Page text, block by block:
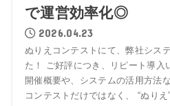
で運営効率化◎
2026.04.23
ぬりえコンテストにて、弊社シス
た！ ご好評につき、リピート導入
開催概要や、システムの活用方法
コンテストだけではなく、 “ぬり